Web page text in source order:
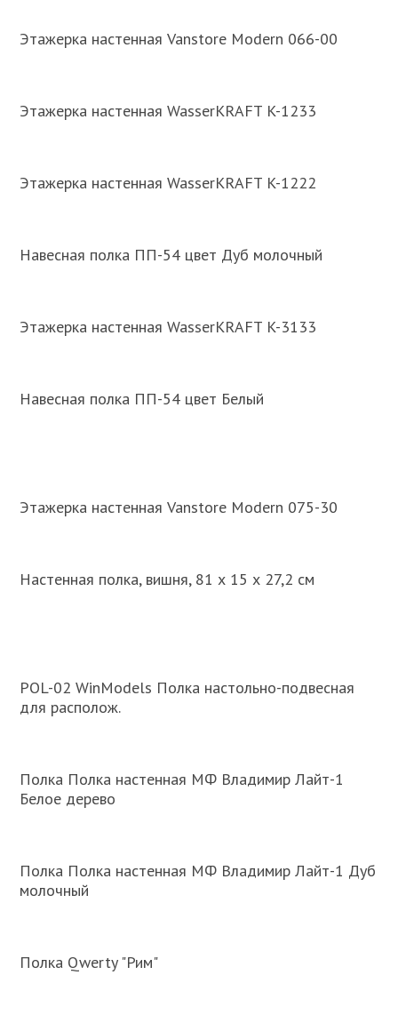
Этажерка настенная Vanstore Modern 066-00
Этажерка настенная WasserKRAFT K-1233
Этажерка настенная WasserKRAFT K-1222
Навесная полка ПП-54 цвет Дуб молочный
Этажерка настенная WasserKRAFT K-3133
Навесная полка ПП-54 цвет Белый
Этажерка настенная Vanstore Modern 075-30
Настенная полка, вишня, 81 х 15 х 27,2 см
POL-02 WinModels Полка настольно-подвесная
для располож.
Полка Полка настенная МФ Владимир Лайт-1
Белое дерево
Полка Полка настенная МФ Владимир Лайт-1 Дуб
молочный
Полка Qwerty "Рим"